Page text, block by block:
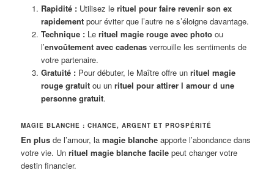
Rapidité :Utilisez le rituel pour faire revenir son ex
rapidementpour éviter que l’autre ne s’éloigne davantage.
Technique :Le rituel magie rouge avec photoou
l’envoûtement avec cadenasverrouille les sentiments de
votre partenaire.
Gratuité :Pour débuter, le Maître offre un rituel magie
rouge gratuitou un rituel pour attirer l amour d une
personne gratuit.
MAGIE BLANCHE : CHANCE, ARGENT ET PROSPÉRITÉ
En plus de l’amour, lamagie blanche apporte l’abondance dans
votre vie. Unrituel magie blanche facile peut changer votre
destin financier.